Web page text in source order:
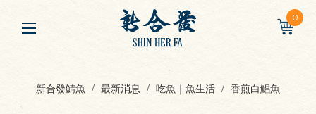
0
新合發鯖魚 最新消息 吃魚｜魚生活 香煎白鯧魚